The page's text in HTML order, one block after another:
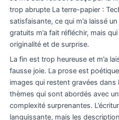
trop abrupte La terre-papier :
satisfaisante, ce qui m’a laissé
gratuits m’a fait réfléchir, mais
originalité et de surprise.
La fin est trop heureuse et m’a
fausse joie. La prose est
images qui restent gravées dans
thèmes qui sont abordés avec
complexité surprenantes.
languissante, mais les